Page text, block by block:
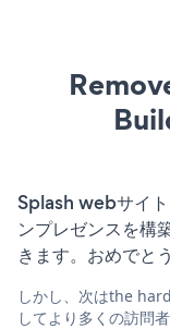
Splash webサイト
ンプレゼンスを構
きます。おめでと
しかし、次はthe
してより多くの訪問